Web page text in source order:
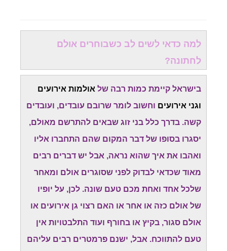
למה כדאי לשים לב כשבוחרים אולם
לחתונה?
בישראל קיימת כמות רבה של אולמות אירועים
וגני אירועים וחשוב לומר שרובם עובדים, ועובדים
קשה. בדרך כלל בני זוג שבאים להתרשם מאולם,
יסגרו בסופו של דבר המקום שהם התחברו אליו
ואהבו את איך שהוא נראה, אבל יש דברים רבים
מאוד שכדאי לבדוק לפני שסוגרים אולם ומאחר
שלכל אחד ואחת מכם טעם שונה. לכן, על יופיו
של אולם כזה או אחר או האם רצוי גן אירועים או
אולם סגור, בקיץ או בחורף ועוד התלבטויות אין
טעם להתווכח. אבל, ישנם פרמטרים רבים עליהם